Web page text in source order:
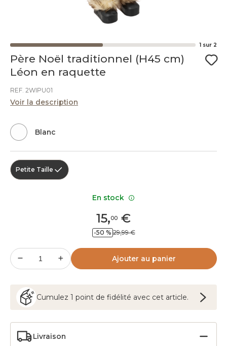
1 sur 2
Père Noël traditionnel (H45 cm)
Léon en raquette
REF. 2WIPU01
Voir la description
Blanc
Petite Taille
15,00 €
-50 % 29,99 €
Ajouter au panier
Cumulez 1 point de fidélité avec cet article.
Livraison